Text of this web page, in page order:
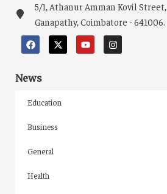
5/1, Athanur Amman Kovil Street,
Ganapathy, Coimbatore - 641006.
News
Education
Business
General
Health